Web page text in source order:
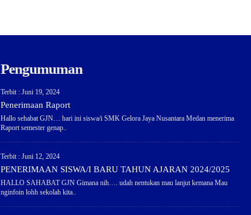
Pengumuman
Terbit : Juni 19, 2024
Penerimaan Raport
Hallo sehabat GJN… hari ini siswa/i SMK Gelora Jaya Nusantara Medan menerima
Raport semester genap..
Terbit : Juni 12, 2024
PENERIMAAN SISWA/I BARU TAHUN AJARAN 2024/2025
HALLO SAHABAT GJN Gimana nih…. udah nentukan mau lanjut kemana Mau
nginfoin lohh sekolah kita..